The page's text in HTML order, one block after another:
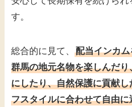
す。
総合的に見て、配当インカ
群馬の地元名物を楽しんだ
にしたり、自然保護に貢献
フスタイルに合わせて自由